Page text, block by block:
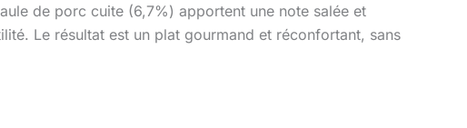
de porc cuite (6,7%) apportent une note salée et
Le résultat est un plat gourmand et réconfortant, sans